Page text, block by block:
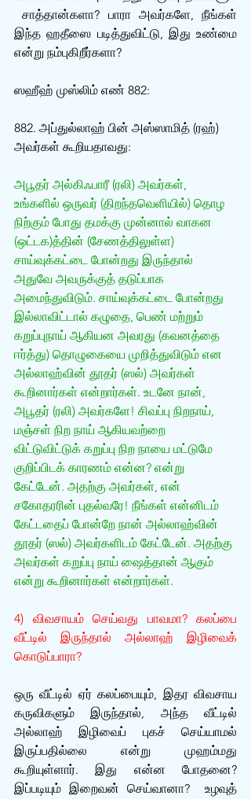
சாத்தான்களா? பாரா அவர்களே, நீங்கள்
இந்த ஹதீஸை படித்துவிட்டு, இது உண்மை
என்று நம்புகிறீர்களா?
ஸஹீஹ் முஸ்லிம் எண் 882:
882. அப்துல்லாஹ் பின் அஸ்ஸாமித் (ரஹ்)
அவர்கள் கூறியதாவது:
அபூதர் அல்கிஃபாரீ (ரலி) அவர்கள்,
உங்களில் ஒருவர் (திறந்தவெளியில்) தொழ
நிற்கும் போது தமக்கு முன்னால் வாகன
(ஒட்டக)த்தின் (சேணத்திலுள்ள)
சாய்வுக்கட்டை போன்றது இருந்தால்
அதுவே அவருக்குத் தடுப்பாக
அமைந்துவிடும். சாய்வுக்கட்டை போன்றது
இல்லாவிட்டால் கழுதை, பெண் மற்றும்
கறுப்புநாய் ஆகியன அவரது (கவனத்தை
ஈர்த்து) தொழுகையை முறித்துவிடும் என
அல்லாஹ்வின் தூதர் (ஸல்) அவர்கள்
கூறினார்கள் என்றார்கள். உடனே நான்,
அபூதர் (ரலி) அவர்களே! சிவப்பு நிறநாய்,
மஞ்சள் நிற நாய் ஆகியவற்றை
விட்டுவிட்டுக் கறுப்பு நிற நாயை மட்டுமே
குறிப்பிடக் காரணம் என்ன? என்று
கேட்டேன். அதற்கு அவர்கள், என்
சகோதரரின் புதல்வரே! நீங்கள் என்னிடம்
கேட்டதைப் போன்றே நான் அல்லாஹ்வின்
தூதர் (ஸல்) அவர்களிடம் கேட்டேன். அதற்கு
அவர்கள் கறுப்பு நாய் ஷைத்தான் ஆகும்
என்று கூறினார்கள் என்றார்கள்.
4) விவசாயம் செய்வது பாவமா? கலப்பை
வீட்டில் இருந்தால் அல்லாஹ் இழிவைக்
கொடுப்பாரா?
ஒரு வீட்டில் ஏர் கலப்பையும், இதர விவசாய
கருவிகளும் இருந்தால், அந்த வீட்டில்
அல்லாஹ் இழிவைப் புகச் செய்யாமல்
இருப்பதில்லை என்று முஹம்மது
கூறியுள்ளார். இது என்ன போதனை?
இப்படியும் இறைவன் செய்வானா?  உழவுத்